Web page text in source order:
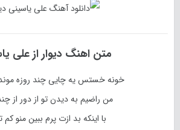
متن اهنگ دیوار ازعلی
خونه خستس یه چایی چند روزه
من راضیم به دیدن تو از دور از
با اینکه بد ازت پرم ببین منو کم